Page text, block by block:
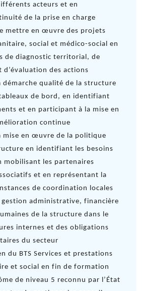
acteurs et en
de la prise en charge
mettre en œuvre des projets
social et médico-social en
de diagnostic territorial, de
des actions
démarche qualité de la structure
de bord, en identifiant
et en participant à la mise en
continue
mise en œuvre de la politique
en identifiant les besoins
mobilisant les partenaires
et en représentant la
de coordination locales
gestion administrative, financière
de la structure dans le
internes et des obligations
du secteur
du BTS Services et prestations
et social en fin de formation
de niveau 5 reconnu par l’État